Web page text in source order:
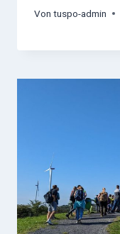
Von tuspo-admin